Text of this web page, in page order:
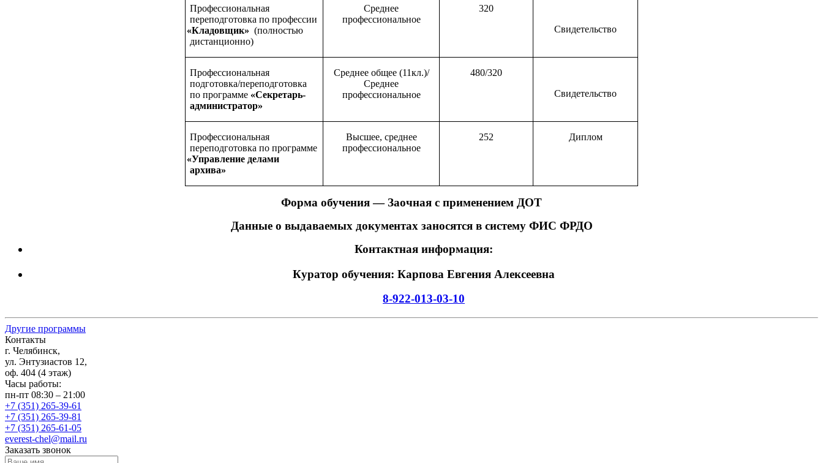
Профессиональная
переподготовка по профессии
«Кладовщик» (полностью
дистанционно)
Среднее
профессиональное
320
Свидетельство
Профессиональная
подготовка/переподготовка
по программе «Секретарь-
администратор»
Среднее общее (11кл.)/
Среднее
профессиональное
480/320
Свидетельство
Профессиональная
переподготовка по программе
«Управление делами
архива»
Высшее, среднее
профессиональное
252 Диплом
Форма обучения— Заочная с применением ДОТ
Данные о выдаваемых документах заносятся в систему ФИС ФРДО
Контактная информация:
Куратор обучения: Карпова Евгения Алексеевна
8-922-013-03-10
Другие программы
Контакты
г. Челябинск,
ул. Энтузиастов 12,
оф. 404 (4 этаж)
Часы работы:
пн-пт 08:30 – 21:00
+7 (351) 265-39-61
+7 (351) 265-39-81
+7 (351) 265-61-05
everest-chel@mail.ru
Заказать звонок